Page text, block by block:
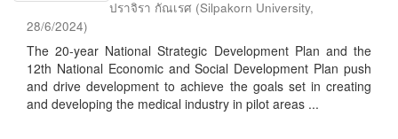
ปราจิรา กัณเรศ (Silpakorn University,
28/6/2024)
The 20-year National Strategic Development Plan and the
12th National Economic and Social Development Plan push
and drive development to achieve the goals set in creating
and developing the medical industry in pilot areas ...